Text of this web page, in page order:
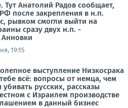
Тут Анатолий Радов сообщает,
после закрепления в н.п.
рывком смогли выйти на
сразу двух н.п. -
19:15
выступление Низкосрака
всё: вопросы от немца, чем
русских, рассказы
с Израилем производстве
в данный бизнес